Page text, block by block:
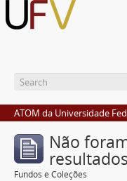
ATOM da Universidade
Não
resultados
Fundos e Coleções